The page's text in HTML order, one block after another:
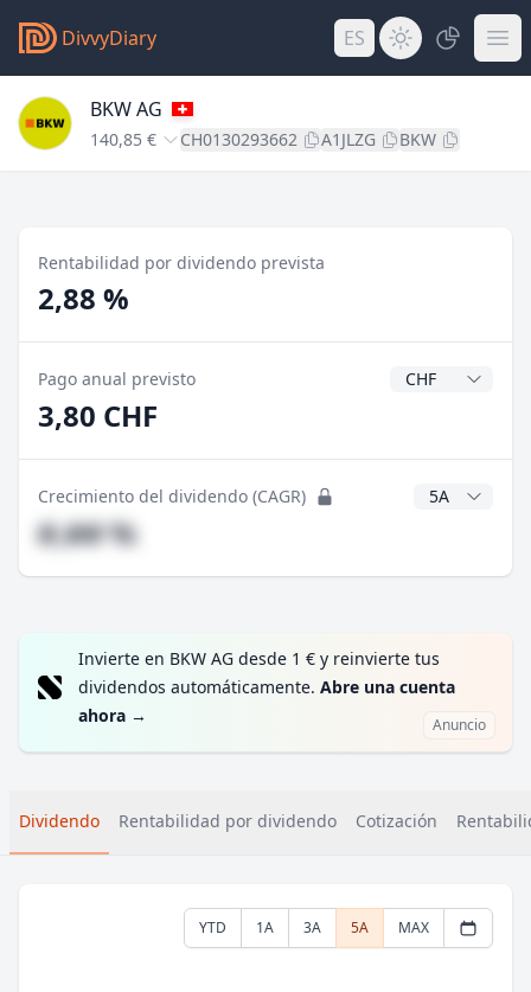
DivvyDiary ES
BKW AG
140,85 € CH0130293662 A1JLZG BKW
Rentabilidad por dividendo prevista
2,88 %
Pago anual previsto Divisa del
3,80 CHF
Crecimiento del dividendo (CAGR) Años CAGR
#,## %
Invierte en BKW AG desde 1 € y reinvierte tus
dividendos automáticamente. Abre una cuenta
ahora → Anuncio
Dividendo Rentabilidad por dividendo Cotización
YTD 1A 3A 5A MAX